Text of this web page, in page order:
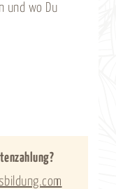
und wo Du